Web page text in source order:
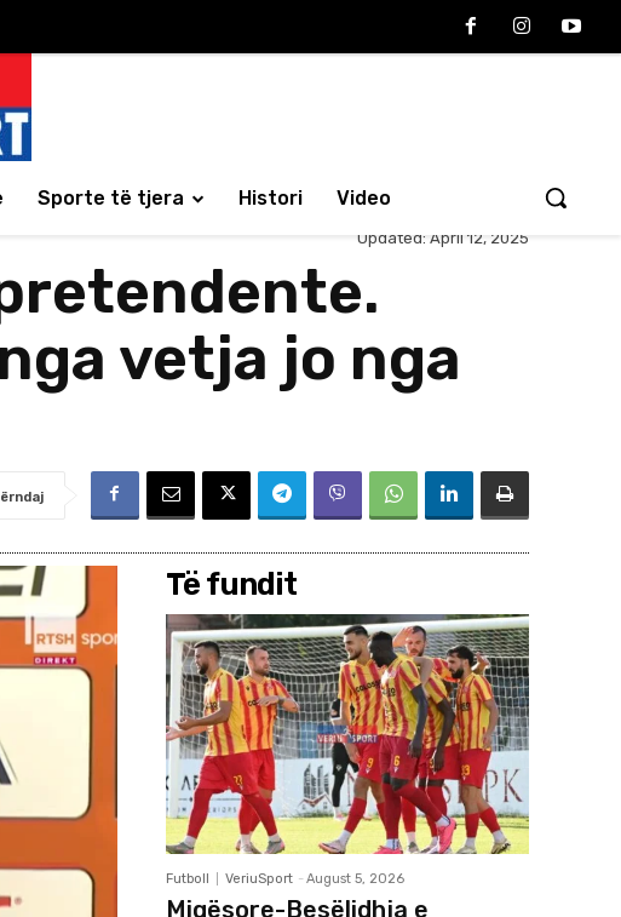
Sporte të tjera Histori Video
Updated: April 12, 2025
vetja jo nga
Të fundit
Futboll VeriuSport - August 5, 2026
Miqësore-Besëlidhja e